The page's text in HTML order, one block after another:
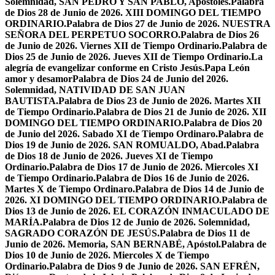
de Dios 28 de Junio de 2026. XIII DOMINGO DEL TIEMPO
ORDINARIO.Palabra de Dios 27 de Junio de 2026. NUESTRA
SEÑORA DEL PERPETUO SOCORRO.Palabra de Dios 26
de Junio de 2026. Viernes XII de Tiempo Ordinario.Palabra de
Dios 25 de Junio de 2026. Jueves XII de Tiempo Ordinario.La
alegría de evangelizar conforme en Cristo Jesús.Papa León
amor y desamorPalabra de Dios 24 de Junio del 2026.
Solemnidad, NATIVIDAD DE SAN JUAN
BAUTISTA.Palabra de Dios 23 de Junio de 2026. Martes XII
de Tiempo Ordinario.Palabra de Dios 21 de Junio de 2026. XII
DOMINGO DEL TIEMPO ORDINARIO.Palabra de Dios 20
de Junio del 2026. Sabado XI de Tiempo Ordinaro.Palabra de
Dios 19 de Junio de 2026. SAN ROMUALDO, Abad.Palabra
de Dios 18 de Junio de 2026. Jueves XI de Tiempo
Ordinario.Palabra de Dios 17 de Junio de 2026. Miercoles XI
de Tiempo Ordinario.Palabra de Dios 16 de Junio de 2026.
Martes X de Tiempo Ordinaro.Palabra de Dios 14 de Junio de
2026. XI DOMINGO DEL TIEMPO ORDINARIO.Palabra de
Dios 13 de Junio de 2026. EL CORAZÓN INMACULADO DE
MARÍA.Palabra de Dios 12 de Junio de 2026. Solemnidad,
SAGRADO CORAZÓN DE JESÚS.Palabra de Dios 11 de
Junio de 2026. Memoria, SAN BERNABÉ, Apóstol.Palabra de
Dios 10 de Junio de 2026. Miercoles X de Tiempo
Ordinario.Palabra de Dios 9 de Junio de 2026. SAN EFRÉN,